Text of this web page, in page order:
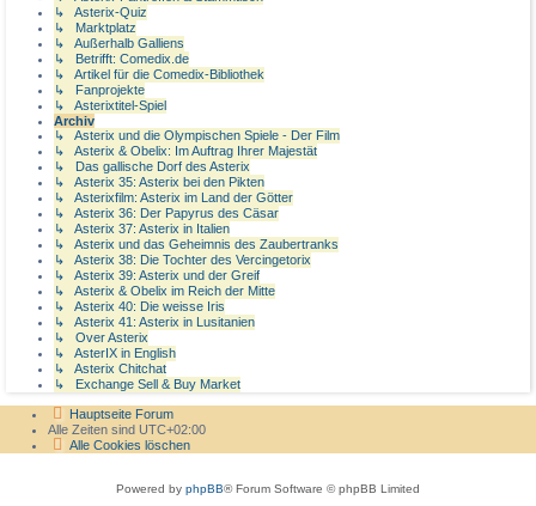
↳ Asterix-Quiz
↳ Marktplatz
↳ Außerhalb Galliens
↳ Betrifft: Comedix.de
↳ Artikel für die Comedix-Bibliothek
↳ Fanprojekte
↳ Asterixtitel-Spiel
Archiv
↳ Asterix und die Olympischen Spiele - Der Film
↳ Asterix & Obelix: Im Auftrag Ihrer Majestät
↳ Das gallische Dorf des Asterix
↳ Asterix 35: Asterix bei den Pikten
↳ Asterixfilm: Asterix im Land der Götter
↳ Asterix 36: Der Papyrus des Cäsar
↳ Asterix 37: Asterix in Italien
↳ Asterix und das Geheimnis des Zaubertranks
↳ Asterix 38: Die Tochter des Vercingetorix
↳ Asterix 39: Asterix und der Greif
↳ Asterix & Obelix im Reich der Mitte
↳ Asterix 40: Die weisse Iris
↳ Asterix 41: Asterix in Lusitanien
↳ Over Asterix
↳ AsterIX in English
↳ Asterix Chitchat
↳ Exchange Sell & Buy Market
Hauptseite Forum
Alle Zeiten sind UTC+02:00
Alle Cookies löschen
Powered by phpBB® Forum Software © phpBB Limited